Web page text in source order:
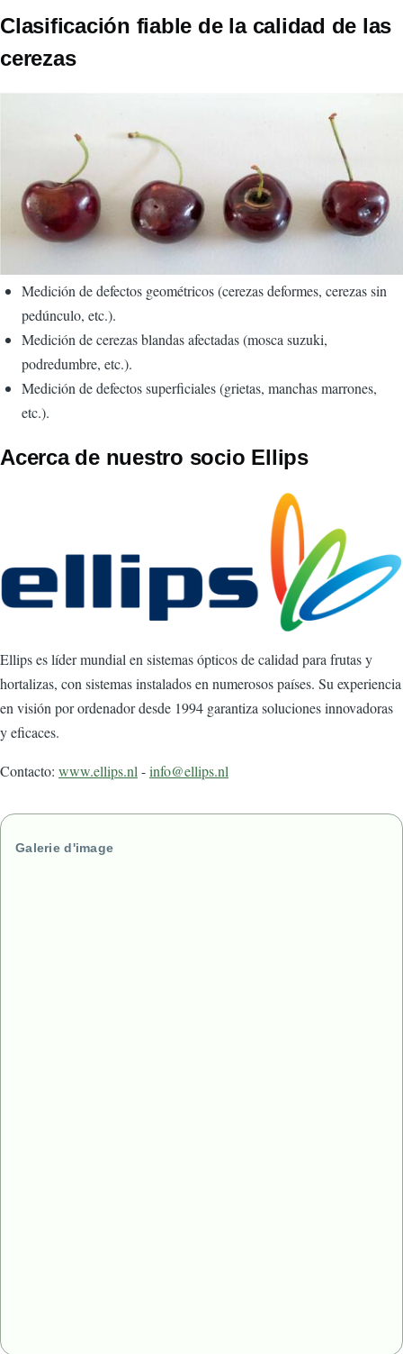
Clasificación fiable de la calidad de las
cerezas
Medición de defectos geométricos (cerezas deformes, cerezas sin
pedúnculo, etc.).
Medición de cerezas blandas afectadas (mosca suzuki,
podredumbre, etc.).
Medición de defectos superficiales (grietas, manchas marrones,
etc.).
Acerca de nuestro socio Ellips
Ellips es líder mundial en sistemas ópticos de calidad para frutas y
hortalizas, con sistemas instalados en numerosos países. Su experiencia
en visión por ordenador desde 1994 garantiza soluciones innovadoras
y eficaces.
Contacto: www.ellips.nl-info@ellips.nl
Galerie d'image